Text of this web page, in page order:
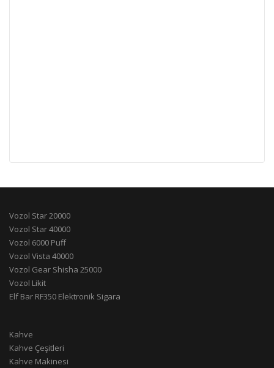
Vozol Star 20000
Vozol Star 40000
Vozol 6000 Puff
Vozol Vista 40000
Vozol Gear Shisha 25000
Vozol Likit
Elf Bar RF350 Elektronik Sigara
Kahve
Kahve Çeşitleri
Kahve Makinesi